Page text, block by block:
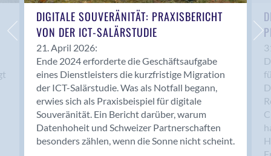
Basel
Bassersdorf
Belp
Bendern
Benken (SG)
Bergdietikon
Berlin
Bern
Bern - Liebefeld
DIGITALE SOUVERÄNITÄT: PRAXISBERICHT
VON DER ICT-SALÄRSTUDIE
21. April 2026:
Ende 2024 erforderte die Geschäftsaufgabe
eines Dienstleisters die kurzfristige Migration
der ICT-Salärstudie. Was als Notfall begann,
erwies sich als Praxisbeispiel für digitale
Souveränität. Ein Bericht darüber, warum
Datenhoheit und Schweizer Partnerschaften
besonders zählen, wenn die Sonne nicht scheint.